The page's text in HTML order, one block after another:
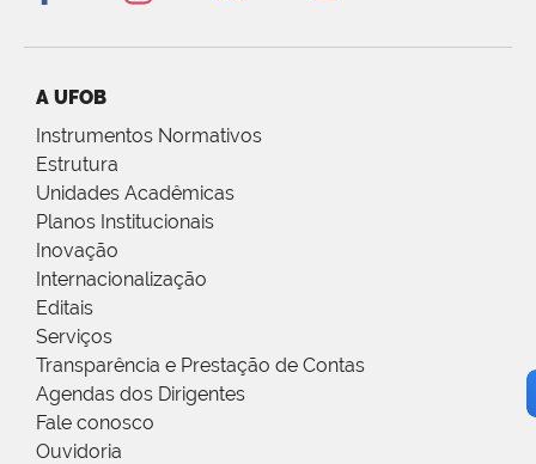
A UFOB
Instrumentos Normativos
Estrutura
Unidades Acadêmicas
Planos Institucionais
Inovação
Internacionalização
Editais
Serviços
Transparência e Prestação de Contas
Agendas dos Dirigentes
Fale conosco
Ouvidoria